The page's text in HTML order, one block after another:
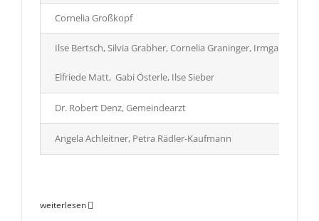
Cornelia Großkopf
Ilse Bertsch, Silvia Grabher, Cornelia Graninger, Irmgard
Elfriede Matt, Gabi Österle, Ilse Sieber
Dr. Robert Denz, Gemeindearzt
Angela Achleitner, Petra Rädler-Kaufmann
weiterlesen